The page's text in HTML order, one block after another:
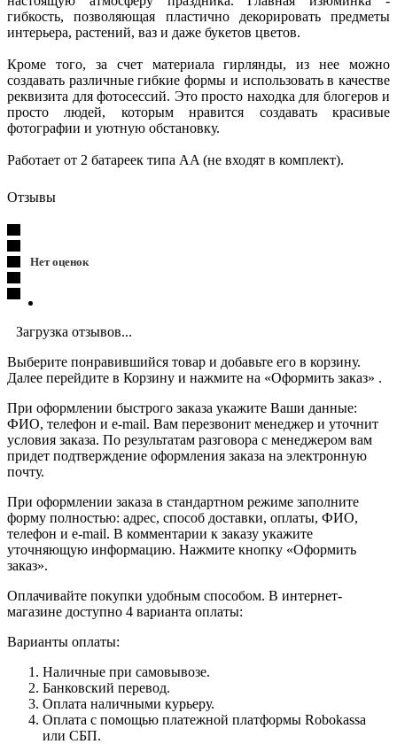
гибкость, позволяющая пластично декорировать предметы
интерьера, растений, ваз и даже букетов цветов.
Кроме того, за счет материала гирлянды, из нее можно
создавать различные гибкие формы и использовать в качестве
реквизита для фотосессий. Это просто находка для блогеров и
просто людей, которым нравится создавать красивые
фотографии и уютную обстановку.
Работает от 2 батареек типа AA (не входят в комплект).
Отзывы
Нет оценок
Загрузка отзывов...
Выберите понравившийся товар и добавьте его в корзину.
Далее перейдите в Корзину и нажмите на «Оформить заказ» .
При оформлении быстрого заказа укажите Ваши данные:
ФИО, телефон и e-mail. Вам перезвонит менеджер и уточнит
условия заказа. По результатам разговора с менеджером вам
придет подтверждение оформления заказа на электронную
почту.
При оформлении заказа в стандартном режиме заполните
форму полностью: адрес, способ доставки, оплаты, ФИО,
телефон и e-mail. В комментарии к заказу укажите
уточняющую информацию. Нажмите кнопку «Оформить
заказ».
Оплачивайте покупки удобным способом. В интернет-
магазине доступно 4 варианта оплаты:
Варианты оплаты:
Наличные при самовывозе.
Банковский перевод.
Оплата наличными курьеру.
Оплата с помощью платежной платформы Robokassa
или СБП.